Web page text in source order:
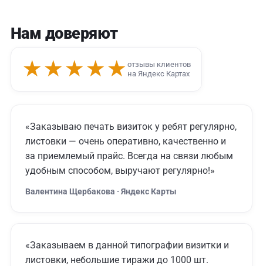
Нам доверяют
★★★★★ отзывы клиентов
на Яндекс Картах
«Заказываю печать визиток у ребят регулярно,
листовки — очень оперативно, качественно и
за приемлемый прайс. Всегда на связи любым
удобным способом, выручают регулярно!»
Валентина Щербакова · Яндекс Карты
«Заказываем в данной типографии визитки и
листовки, небольшие тиражи до 1000 шт.